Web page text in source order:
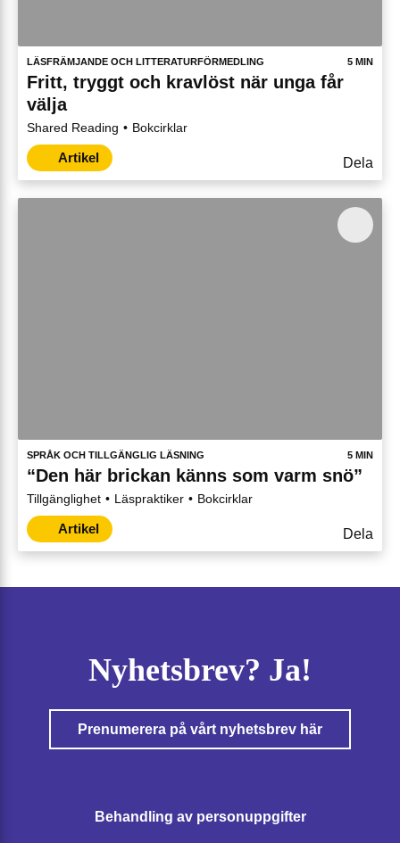
LÄSFRÄMJANDE OCH LITTERATURFÖRMEDLING 5 MIN
Fritt, tryggt och kravlöst när unga får
välja
Shared Reading Bokcirklar
Artikel Dela
SPRÅK OCH TILLGÄNGLIG LÄSNING 5 MIN
“Den här brickan känns som varm snö”
Tillgänglighet Läspraktiker Bokcirklar
Artikel Dela
Behandling av personuppgifter
Nyhetsbrev? Ja!
Prenumerera på vårt nyhetsbrev här